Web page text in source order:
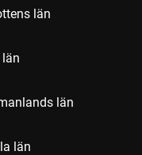
län
län
län